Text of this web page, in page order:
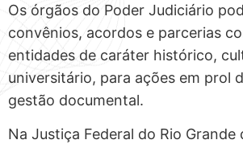
Os órgãos do Poder Judiciário
convênios, acordos e parcerias
entidades de caráter histórico,
universitário, para ações em prol
gestão documental.
Na Justiça Federal do Rio Grande